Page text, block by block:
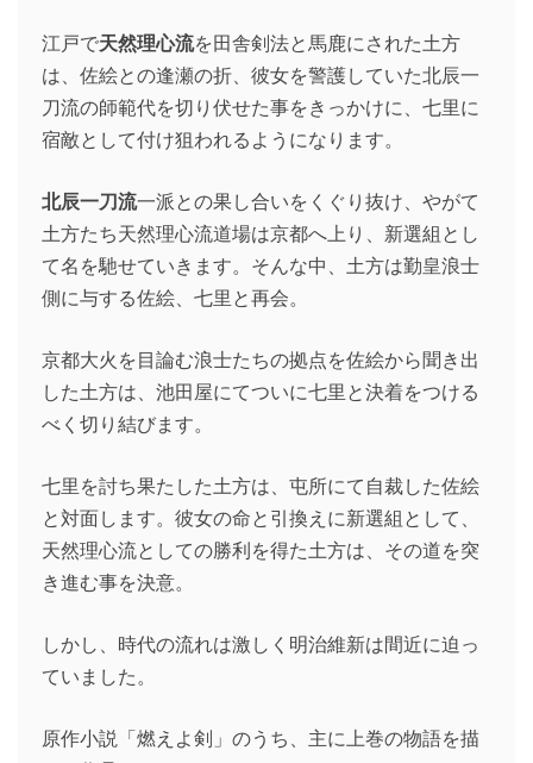
江戸で天然理心流を田舎剣法と馬鹿にされた土方
は、佐絵との逢瀬の折、彼女を警護していた北辰一
刀流の師範代を切り伏せた事をきっかけに、七里に
宿敵として付け狙われるようになります。
北辰一刀流一派との果し合いをくぐり抜け、やがて
土方たち天然理心流道場は京都へ上り、新選組とし
て名を馳せていきます。そんな中、土方は勤皇浪士
側に与する佐絵、七里と再会。
京都大火を目論む浪士たちの拠点を佐絵から聞き出
した土方は、池田屋にてついに七里と決着をつける
べく切り結びます。
七里を討ち果たした土方は、屯所にて自裁した佐絵
と対面します。彼女の命と引換えに新選組として、
天然理心流としての勝利を得た土方は、その道を突
き進む事を決意。
しかし、時代の流れは激しく明治維新は間近に迫っ
ていました。
原作小説「燃えよ剣」のうち、主に上巻の物語を描